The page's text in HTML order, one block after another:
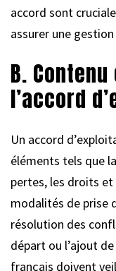
accord sont
assurer une
B.
l’accord
Un accord
éléments tels que
pertes, les droits
modalités de prise
résolution des
départ ou l’ajout
français doivent